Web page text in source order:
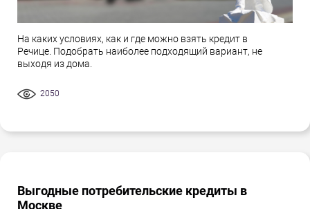
На каких условиях, как и где можно взять кредит в
Речице. Подобрать наиболее подходящий вариант, не
выходя из дома.
2050
Выгодные потребительские кредиты в
Москве